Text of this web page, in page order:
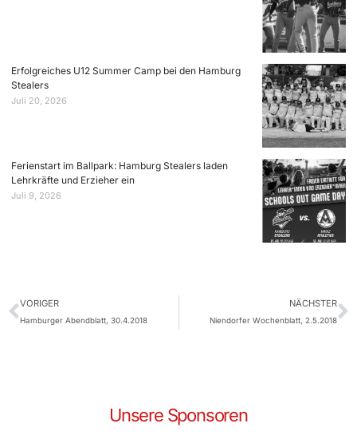
Erfolgreiches U12 Summer Camp bei den Hamburg
Stealers
Juli 20, 2026
Ferienstart im Ballpark: Hamburg Stealers laden
Lehrkräfte und Erzieher ein
Juli 9, 2026
VORIGER
Hamburger Abendblatt, 30.4.2018
NÄCHSTER
Niendorfer Wochenblatt, 2.5.2018
Unsere Sponsoren